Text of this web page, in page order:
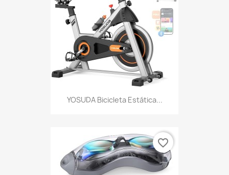
YOSUDA Bicicleta Estática...
favorite_border